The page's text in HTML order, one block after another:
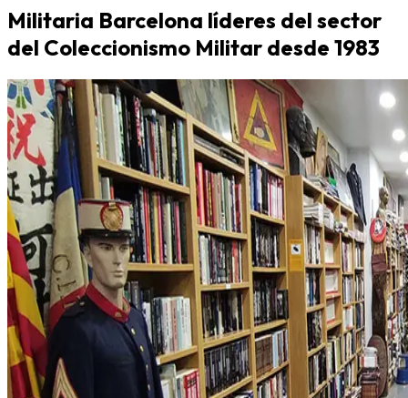
Militaria Barcelona líderes del sector
del Coleccionismo Militar desde 1983